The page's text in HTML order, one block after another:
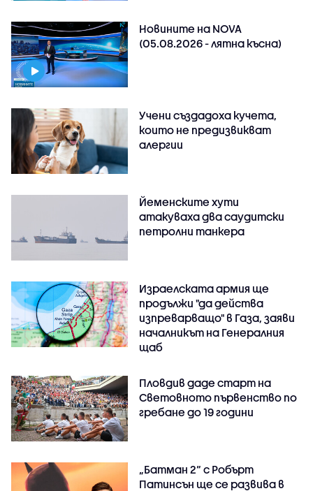
Новините на NOVA
(05.08.2026 - лятна късна)
Учени създадоха кучета,
които не предизвикват
алергии
Йеменските хути
атакуваха два саудитски
петролни танкера
Израелската армия ще
продължи "да действа
изпреварващо" в Газа, заяви
началникът на Генералния
щаб
Пловдив даде старт на
Световното първенство по
гребане до 19 години
„Батман 2“ с Робърт
Патинсън ще се развива в